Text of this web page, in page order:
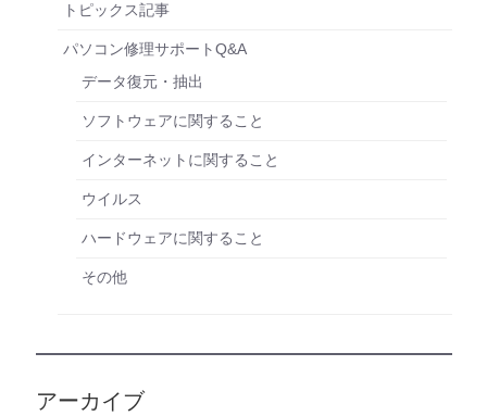
トピックス記事
パソコン修理サポートQ&A
データ復元・抽出
ソフトウェアに関すること
インターネットに関すること
ウイルス
ハードウェアに関すること
その他
アーカイブ